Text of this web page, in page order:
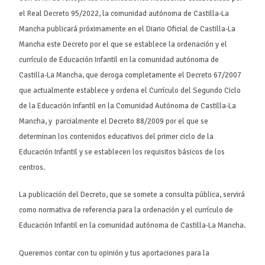
el Real Decreto 95/2022, la comunidad autónoma de Castilla-La
Mancha publicará próximamente en el Diario Oficial de Castilla-La
Mancha este Decreto por el que se establece la ordenación y el
currículo de Educación Infantil en la comunidad autónoma de
Castilla-La Mancha, que deroga completamente el Decreto 67/2007
que actualmente establece y ordena el Currículo del Segundo Ciclo
de la Educación Infantil en la Comunidad Autónoma de Castilla-La
Mancha, y parcialmente el Decreto 88/2009 por el que se
determinan los contenidos educativos del primer ciclo de la
Educación Infantil y se establecen los requisitos básicos de los
centros.
La publicación del Decreto, que se somete a consulta pública, servirá
como normativa de referencia para la ordenación y el currículo de
Educación Infantil en la comunidad autónoma de Castilla-La Mancha.
Queremos contar con tu opinión y tus aportaciones para la